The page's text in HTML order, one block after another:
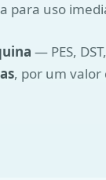
para uso
— PES,
, por um valor